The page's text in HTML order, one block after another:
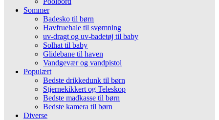
Sommer
Badesko til børn
Havfruehale til svømning
uv-dragt og uv-badetøj til baby
Solhat til baby
Glidebane til haven
Vandgevær og vandpistol
Populært
Bedste drikkedunk til børn
Stjernekikkert og Teleskop
Bedste madkasse til børn
Bedste kamera til børn
Diverse